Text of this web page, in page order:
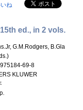
ね
ed., in 2 vols.
G.M.Rodgers, B.Gla
975184-69-8
KLUWER